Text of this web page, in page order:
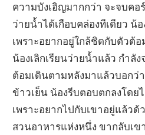
ความบังเอิญมากกว่า จะจบคอ
ว่ายน้ำได้เกือบคล่องทีเดียว น้
เพราะอยากอยู่ใกล้ชิดกับตัวต้
น้องเลิกเรียนว่ายน้ำแล้ว กำลัง
ต้อมเดินตามหลังมาแล้วบอกว่
ข้าวเย็น น้องรีบตอบตกลงโดย
เพราะอยากไปกับเขาอยู่แล้ว
สวนอาหารแห่งหนึ่ง ขากลับเ